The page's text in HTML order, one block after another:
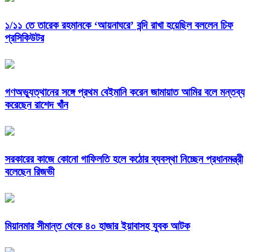
১/১১ তে তারেক রহমানকে ‘আয়নাঘরে’ বন্দি রাখা হয়েছিল বললেন চিফ
প্রসিকিউটর
গণঅভ্যুত্থানের সঙ্গে প্রথম বেইমানি করেন জামায়াত আমির বলে মন্তব্য
করেছেন রাশেদ খাঁন
সরকারের কাজে কোনো গাফিলতি হলে কঠোর ব্যবস্থা নিচ্ছেন প্রধানমন্ত্রী
বলেছেন রিজভী
মিয়ানমার সীমান্ত থেকে ৪০ হাজার ইয়াবাসহ যুবক আটক